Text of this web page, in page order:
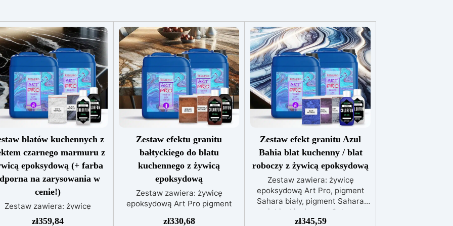
blatów kuchennych z
czarnego marmuru z
epoksydową (+ farba
na zarysowania w
cenie!)
Zestaw zawiera: żywicę
epoksydową Art Pro pigment
zł359,84
Zestaw efektu granitu
bałtyckiego do blatu
kuchennego z żywicą
epoksydową
Zestaw zawiera: żywicę
epoksydową Art Pro pigment
zł330,68
Zestaw efekt granitu Azul
Bahia blat kuchenny / blat
roboczy z żywicą epoksydową
Zestaw zawiera: żywicę
epoksydową Art Pro, pigment
Sahara biały, pigment Sahara
niebieski, pigment Sahara
fioletowy, barwnik biały, barwnik
zł345,59